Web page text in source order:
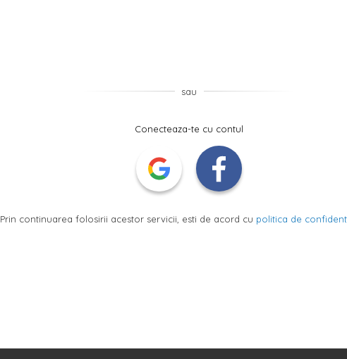
sau
Conecteaza-te cu contul
Prin continuarea folosirii acestor servicii, esti de acord cu politica de